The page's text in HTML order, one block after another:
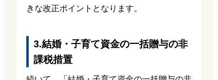
きな改正ポイントとなります。
3.結婚・子育て資金の一括贈与の非
課税措置